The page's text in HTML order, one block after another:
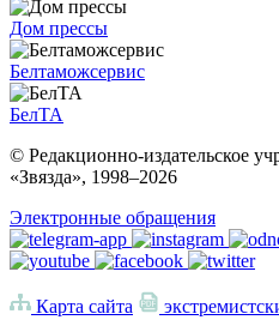
Дом прессы
Белтаможсервис
БелТА
© Редакционно-издательское
«Звязда», 1998–2026
Электронные обращения
Карта сайта